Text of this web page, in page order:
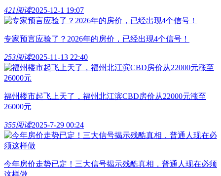
421阅读2025-12-1 19:07
专家预言应验了？2026年的房价，已经出现4个信号！
253阅读2025-11-13 22:40
福州楼市起飞上天了，福州北江滨CBD房价从22000元涨至
26000元
355阅读2025-7-29 00:24
今年房价走势已定！三大信号揭示残酷真相，普通人现在必须
这样做